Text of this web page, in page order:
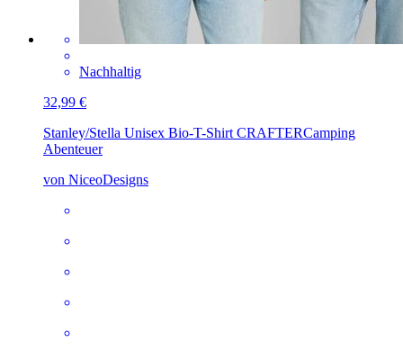
Nachhaltig
32,99 €
Stanley/Stella Unisex Bio-T-Shirt CRAFTERCamping
Abenteuer
von NiceoDesigns